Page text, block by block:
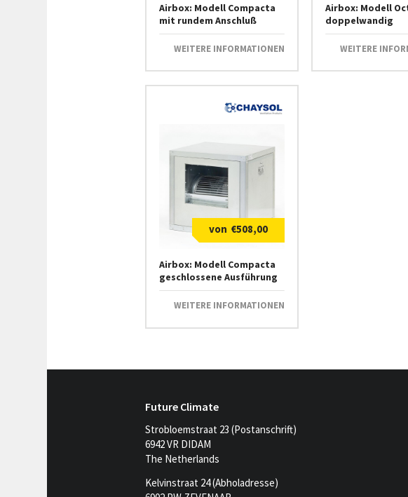
Airbox: Modell Compacta
mit rundem Anschluß
WEITERE INFORMATIONEN
Airbox: Modell
doppelwandig
WEITERE
€508,00
Airbox: Modell Compacta
geschlossene Ausführung
WEITERE INFORMATIONEN
Future Climate
Strobloemstraat 23 (Postanschrift)
6942 VR DIDAM
The Netherlands
Kelvinstraat 24 (Abholadresse)